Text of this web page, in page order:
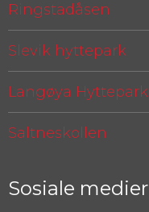
Ringstadåsen
Slevik hyttepark
Langøya Hyttepark
Saltneskollen
Sosiale medier